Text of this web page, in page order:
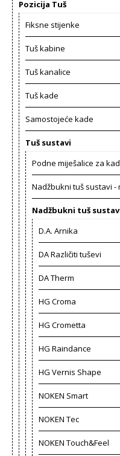
Pozicija Tuš
Fiksne stijenke
Tuš kabine
Tuš kanalice
Tuš kade
Samostojeće kade
Tuš sustavi
Podne miješalice za
Nadžbukni tuš sustavi -
Nadžbukni tuš
D.A. Arnika
DA Različiti tuševi
DA Therm
HG Croma
HG Crometta
HG Raindance
HG Vernis Shape
NOKEN Smart
NOKEN Tec
NOKEN Touch&Feel